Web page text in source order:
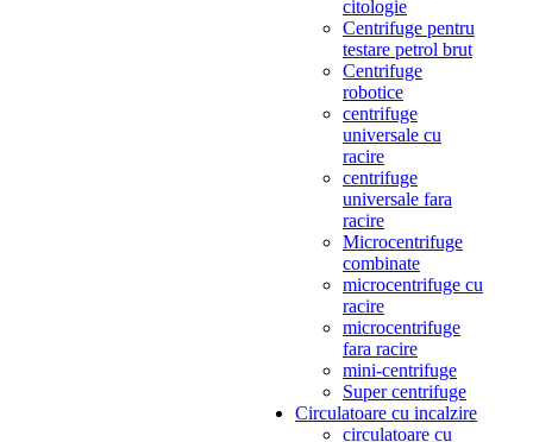
citologie
Centrifuge pentru
testare petrol brut
Centrifuge
robotice
centrifuge
universale cu
racire
centrifuge
universale fara
racire
Microcentrifuge
combinate
microcentrifuge cu
racire
microcentrifuge
fara racire
mini-centrifuge
Super centrifuge
Circulatoare cu incalzire
circulatoare cu